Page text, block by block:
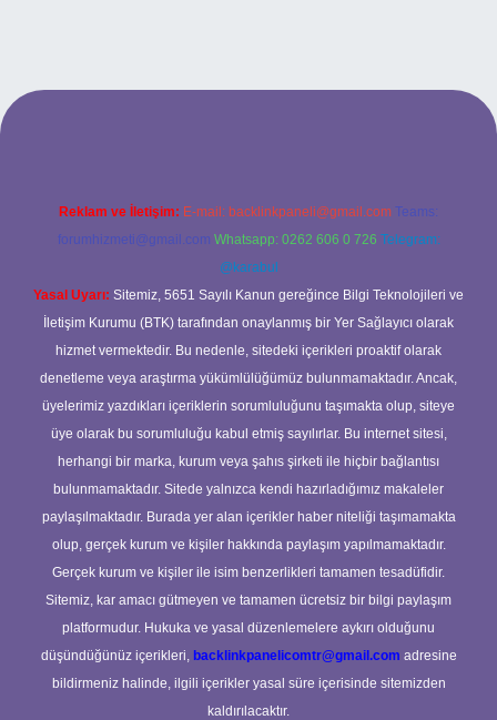
giriş
Reklam ve İletişim: E-mail: backlinkpaneli@gmail.com Teams:
forumhizmeti@gmail.com Whatsapp: 0262 606 0 726 Telegram:
@karabul
Yasal Uyarı: Sitemiz, 5651 Sayılı Kanun gereğince Bilgi Teknolojileri ve
İletişim Kurumu (BTK) tarafından onaylanmış bir Yer Sağlayıcı olarak
hizmet vermektedir. Bu nedenle, sitedeki içerikleri proaktif olarak
denetleme veya araştırma yükümlülüğümüz bulunmamaktadır. Ancak,
üyelerimiz yazdıkları içeriklerin sorumluluğunu taşımakta olup, siteye
üye olarak bu sorumluluğu kabul etmiş sayılırlar. Bu internet sitesi,
herhangi bir marka, kurum veya şahıs şirketi ile hiçbir bağlantısı
bulunmamaktadır. Sitede yalnızca kendi hazırladığımız makaleler
paylaşılmaktadır. Burada yer alan içerikler haber niteliği taşımamakta
olup, gerçek kurum ve kişiler hakkında paylaşım yapılmamaktadır.
Gerçek kurum ve kişiler ile isim benzerlikleri tamamen tesadüfidir.
Sitemiz, kar amacı gütmeyen ve tamamen ücretsiz bir bilgi paylaşım
platformudur. Hukuka ve yasal düzenlemelere aykırı olduğunu
düşündüğünüz içerikleri, backlinkpanelicomtr@gmail.com adresine
bildirmeniz halinde, ilgili içerikler yasal süre içerisinde sitemizden
kaldırılacaktır.